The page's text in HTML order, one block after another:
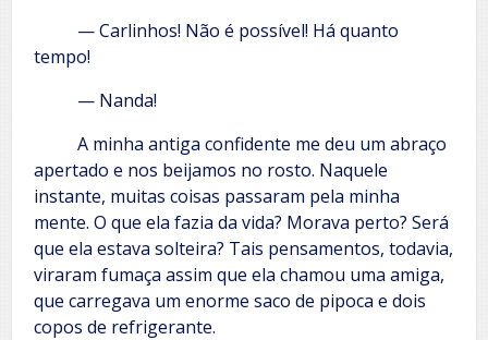
— Carlinhos! Não é possível! Há quanto
tempo!
— Nanda!
A minha antiga confidente me deu um abraço
apertado e nos beijamos no rosto. Naquele
instante, muitas coisas passaram pela minha
mente. O que ela fazia da vida? Morava perto? Será
que ela estava solteira? Tais pensamentos, todavia,
viraram fumaça assim que ela chamou uma amiga,
que carregava um enorme saco de pipoca e dois
copos de refrigerante.